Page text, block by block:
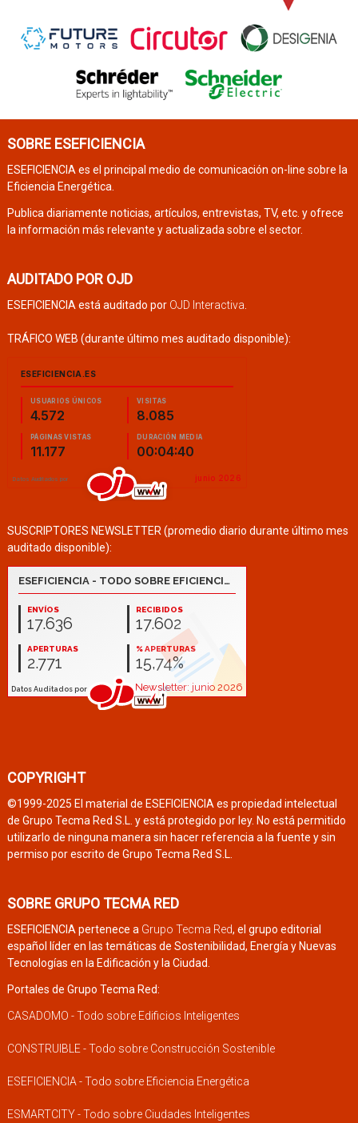
SOBRE ESEFICIENCIA
ESEFICIENCIA es el principal medio de comunicación on-line sobre la
Eficiencia Energética.
Publica diariamente noticias, artículos, entrevistas, TV, etc. y ofrece
la información más relevante y actualizada sobre el sector.
AUDITADO POR OJD
ESEFICIENCIA está auditado por OJD Interactiva
TRÁFICO WEB (durante último mes auditado disponible):
SUSCRIPTORES NEWSLETTER (promedio diario durante último mes
auditado disponible):
COPYRIGHT
©1999-2025 El material de ESEFICIENCIA es propiedad intelectual
de Grupo Tecma Red S.L. y está protegido por ley. No está permitido
utilizarlo de ninguna manera sin hacer referencia a la fuente y sin
permiso por escrito de Grupo Tecma Red S.L.
SOBRE GRUPO TECMA RED
ESEFICIENCIA pertenece a Grupo Tecma Red, el grupo editorial
español líder en las temáticas de Sostenibilidad, Energía y Nuevas
Tecnologías en la Edificación y la Ciudad.
Portales de Grupo Tecma Red:
CASADOMO - Todo sobre Edificios Inteligentes
CONSTRUIBLE - Todo sobre Construcción Sostenible
ESEFICIENCIA - Todo sobre Eficiencia Energética
ESMARTCITY - Todo sobre Ciudades Inteligentes